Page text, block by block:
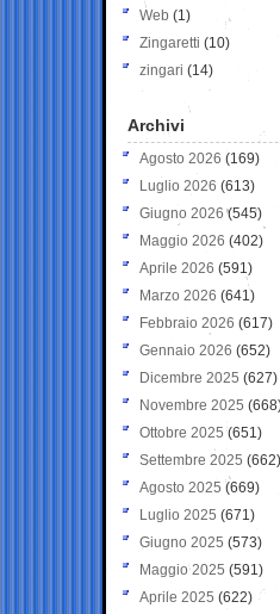
Web (1)
Zingaretti (10)
zingari (14)
Archivi
Agosto 2026 (169)
Luglio 2026 (613)
Giugno 2026 (545)
Maggio 2026 (402)
Aprile 2026 (591)
Marzo 2026 (641)
Febbraio 2026 (617)
Gennaio 2026 (652)
Dicembre 2025 (627)
Novembre 2025
Ottobre 2025 (651)
Settembre 2025 (662)
Agosto 2025 (669)
Luglio 2025 (671)
Giugno 2025 (573)
Maggio 2025 (591)
Aprile 2025 (622)